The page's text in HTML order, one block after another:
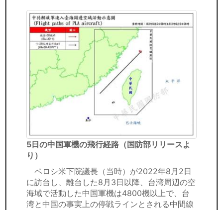
飲食店情報
5日の中国軍機の飛行経路（国防部リリースよ
り）
ペロシ米下院議長（当時）が2022年8月2日
に訪台し、離台した8月3日以降、台湾周辺の空
海域で活動した中国軍機は4800機以上で、台
湾と中国の事実上の停戦ラインとされる中間線